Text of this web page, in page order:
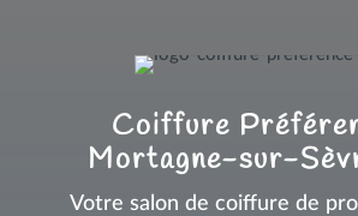
Coiffure
Mortagne-sur-
Votre salon de coiffure de